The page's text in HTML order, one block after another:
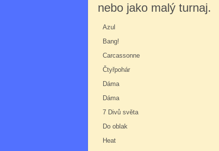
nebo jako malý turnaj.
Azul
Bang!
Carcassonne
Čtyřpohár
Dáma
Dáma
7 Divů světa
Do oblak
Heat